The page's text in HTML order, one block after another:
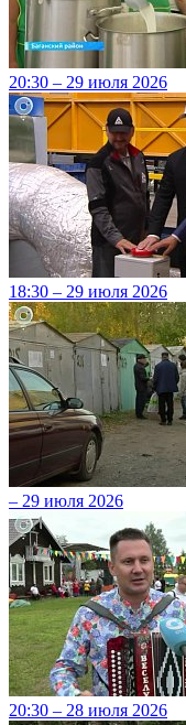
20:30 – 29 июля 2026
18:30 – 29 июля 2026
– 29 июля 2026
20:30 – 28 июля 2026